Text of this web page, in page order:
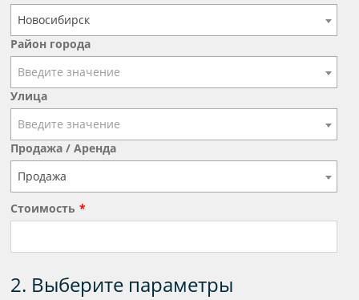
Новосибирск
Район города
Введите значение
Улица
Введите значение
Продажа / Аренда
Продажа
Стоимость
2. Выберите параметры